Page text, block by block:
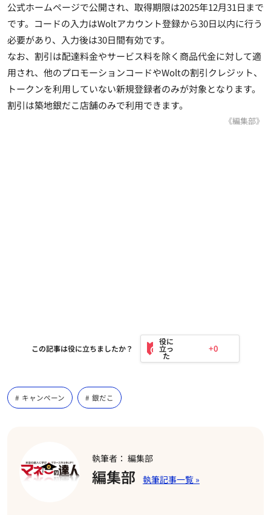
公式ホームページで公開され、取得期限は2025年12月31日まで
です。コードの入力はWoltアカウント登録から30日以内に行う
必要があり、入力後は30日間有効です。
なお、割引は配達料金やサービス料を除く商品代金に対して適
用され、他のプロモーションコードやWoltの割引クレジット、
トークンを利用していない新規登録者のみが対象となります。
割引は築地銀だこ店舗のみで利用できます。
《編集部》
この記事は役に立ちましたか？ +0
キャンペーン 銀だこ
執筆者： 編集部
編集部